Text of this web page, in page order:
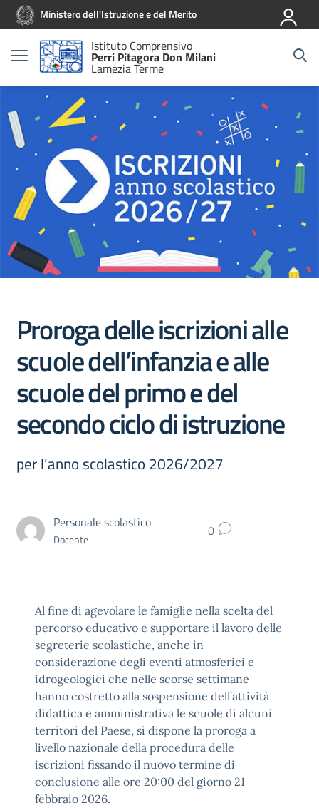
Vai ai contenuti
Vai al menu di navigazione
Vai al footerMinistero dell'Istruzione e del Merito
Istituto Comprensivo
Perri Pitagora Don Milani
Lamezia Terme
Proroga delle iscrizioni alle
scuole dell’infanzia e alle
scuole del primo e del
secondo ciclo di istruzione
per l’anno scolastico 2026/2027
Personale scolastico
Docente 0
Al fine di agevolare le famiglie nella scelta del
percorso educativo e supportare il lavoro delle
segreterie scolastiche, anche in
considerazione degli eventi atmosferici e
idrogeologici che nelle scorse settimane
hanno costretto alla sospensione dell’attività
didattica e amministrativa le scuole di alcuni
territori del Paese, si dispone la proroga a
livello nazionale della procedura delle
iscrizioni fissando il nuovo termine di
conclusione alle ore 20:00 del giorno 21
febbraio 2026.